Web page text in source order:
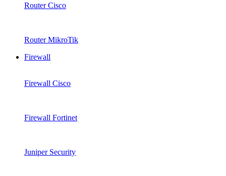
Router Cisco
Router MikroTik
Firewall
Firewall Cisco
Firewall Fortinet
Juniper Security